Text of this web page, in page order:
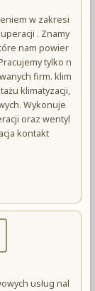
w zakresi
. Znamy
nam powier
tylko n
firm. klim
klimatyzacji,
Wykonuje
oraz wentyl
kontakt
usług nal